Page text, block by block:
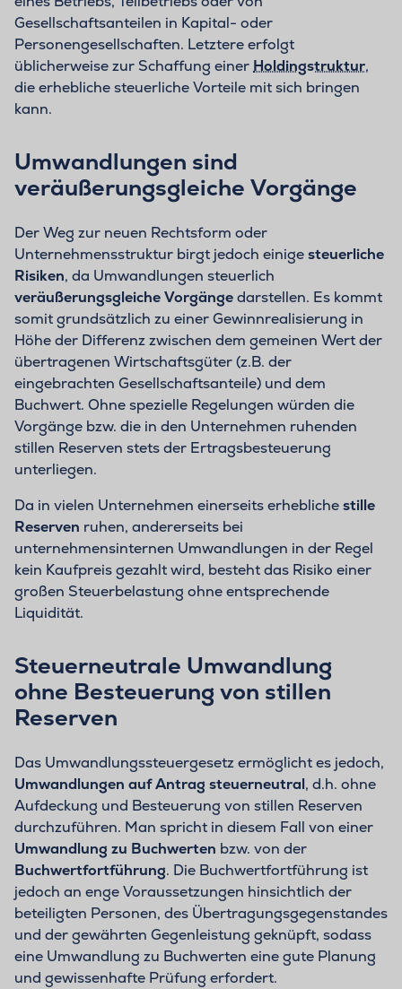
Gesellschaftsanteilen in Kapital- oder
Personengesellschaften. Letztere erfolgt
üblicherweise zur Schaffung einer Holdingstruktur,
die erhebliche steuerliche Vorteile mit sich bringen
kann.
Umwandlungen sind
veräußerungsgleiche Vorgänge
Der Weg zur neuen Rechtsform oder
Unternehmensstruktur birgt jedoch einigesteuerliche
Risiken, da Umwandlungen steuerlich
veräußerungsgleiche Vorgängedarstellen. Es kommt
somit grundsätzlich zu einer Gewinnrealisierung in
Höhe der Differenz zwischen dem gemeinen Wert der
übertragenen Wirtschaftsgüter (z.B. der
eingebrachten Gesellschaftsanteile) und dem
Buchwert. Ohne spezielle Regelungen würden die
Vorgänge bzw. die in den Unternehmen ruhenden
stillen Reserven stets der Ertragsbesteuerung
unterliegen.
Da in vielen Unternehmen einerseits erheblichestille
Reserven ruhen, andererseits bei
unternehmensinternen Umwandlungen in der Regel
kein Kaufpreis gezahlt wird, besteht das Risiko einer
großen Steuerbelastung ohne entsprechende
Liquidität.
Steuerneutrale Umwandlung
ohne Besteuerung von stillen
Reserven
Das Umwandlungssteuergesetz ermöglicht es jedoch,
Umwandlungen auf Antrag steuerneutral, d.h. ohne
Aufdeckung und Besteuerung von stillen Reserven
durchzuführen. Man spricht in diesem Fall von einer
Umwandlung zu Buchwerten bzw. von der
Buchwertfortführung. Die Buchwertfortführung ist
jedoch an enge Voraussetzungen hinsichtlich der
beteiligten Personen, des Übertragungsgegenstandes
und der gewährten Gegenleistung geknüpft, sodass
eine Umwandlung zu Buchwerten eine gute Planung
und gewissenhafte Prüfung erfordert.